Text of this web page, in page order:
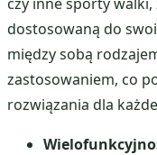
dostosowaną do
między sobą
zastosowaniem, co
rozwiązania dla